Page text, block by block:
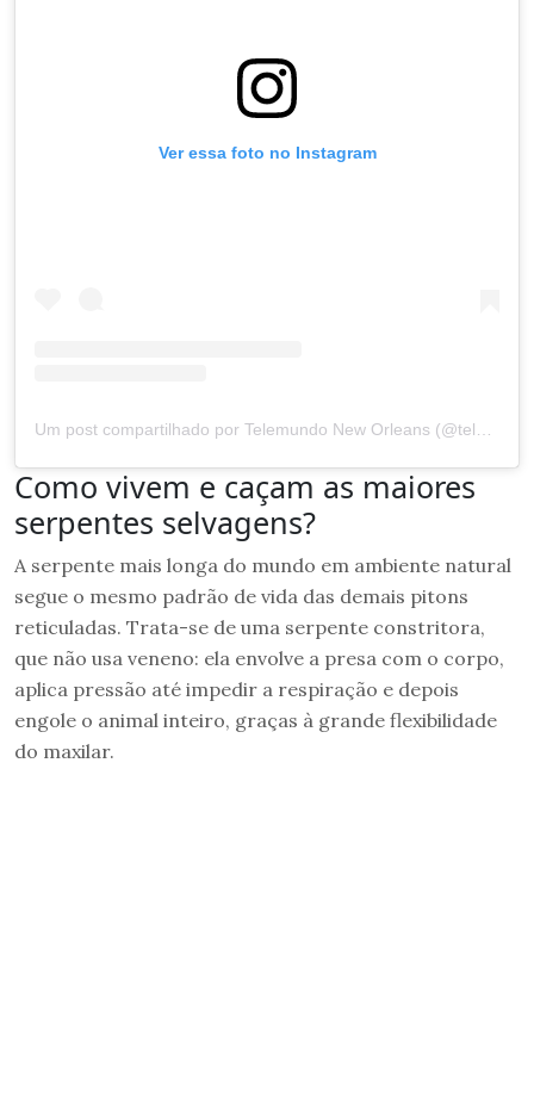
Ver essa foto no Instagram
Como vivem e caçam as maiores
serpentes selvagens?
A serpente mais longa do mundo em ambiente natural
segue o mesmo padrão de vida das demais pitons
reticuladas. Trata-se de uma serpente constritora,
que não usa veneno: ela envolve a presa com o corpo,
aplica pressão até impedir a respiração e depois
engole o animal inteiro, graças à grande flexibilidade
do maxilar.